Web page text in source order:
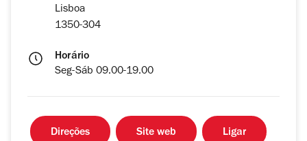
Lisboa
1350-304
Horário
Seg-Sáb 09.00-19.00
Direções Site web Ligar